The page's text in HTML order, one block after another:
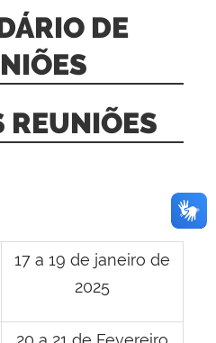
DE
REUNIÕES
17 a 19 de janeiro de
2025